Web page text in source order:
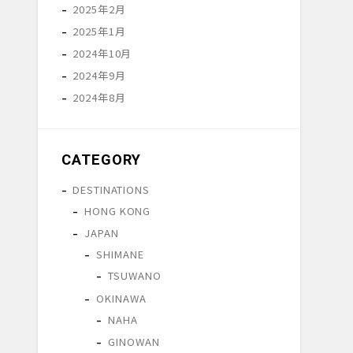
2025年2月
2025年1月
2024年10月
2024年9月
2024年8月
CATEGORY
DESTINATIONS
HONG KONG
JAPAN
SHIMANE
TSUWANO
OKINAWA
NAHA
GINOWAN